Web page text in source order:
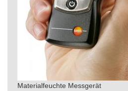
Materialfeuchte Messgerät